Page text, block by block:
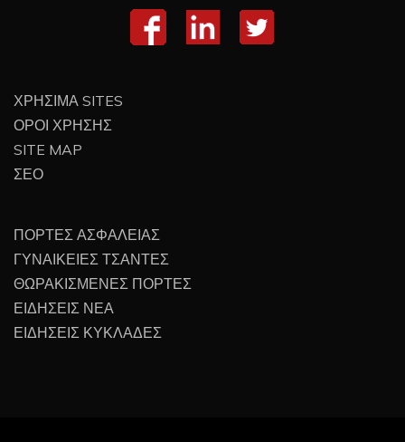
ΧΡΗΣΙΜΑ SITES
ΟΡΟΙ ΧΡΗΣΗΣ
SITE MAP
ΣΕΟ
ΠΟΡΤΕΣ ΑΣΦΑΛΕΙΑΣ
ΓΥΝΑΙΚΕΙΕΣ ΤΣΑΝΤΕΣ
ΘΩΡΑΚΙΣΜΕΝΕΣ ΠΟΡΤΕΣ
ΕΙΔΗΣΕΙΣ ΝΕΑ
ΕΙΔΗΣΕΙΣ ΚΥΚΛΑΔΕΣ